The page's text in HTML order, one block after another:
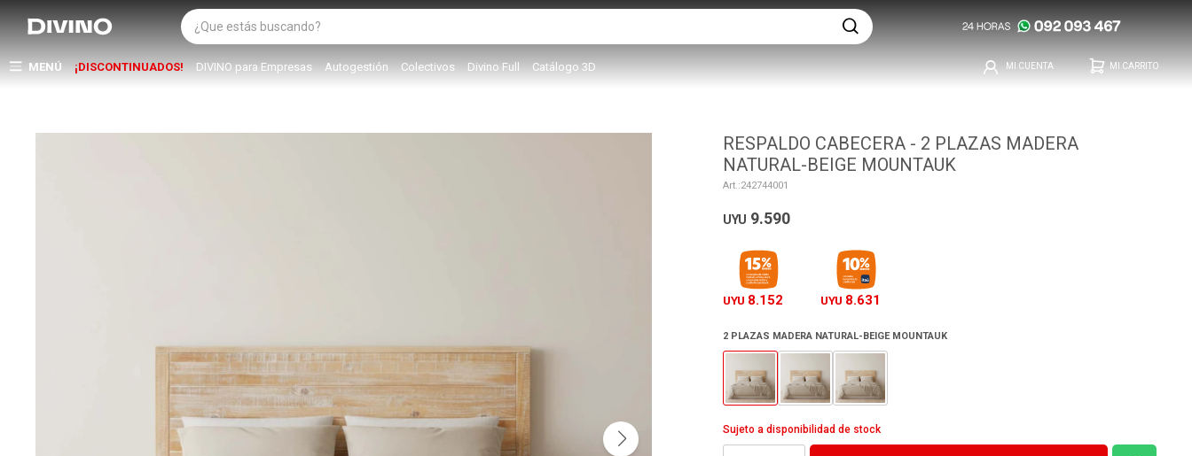
MENÚ ¡DISCONTINUADOS! DIVINO para Empresas Autogestión Colectivos Divino Full Catálogo 3D
RESPALDO CABECERA - 2 PLAZAS MADERA
NATURAL-BEIGE MOUNTAUK
242744001
UYU 9.590
UYU 8.152 UYU 8.631
2 PLAZAS MADERA NATURAL-BEIGE MOUNTAUK
Sujeto a disponibilidad de stock